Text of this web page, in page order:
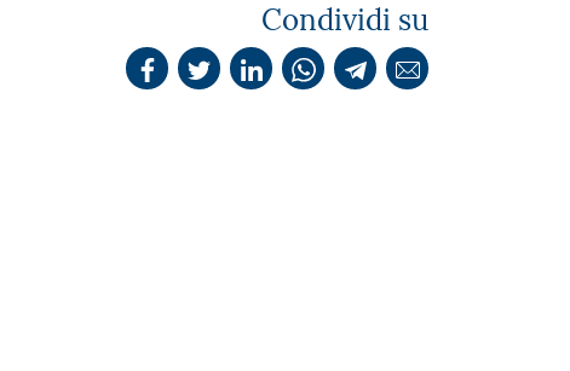
Condividi su